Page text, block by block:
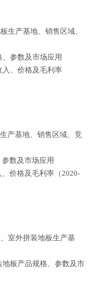
生产基地、销售区域、
参数及市场应用
入、价格及毛利率
产基地、销售区域、竞
数及市场应用
价格及毛利率（2020-
室外拼装地板生产基
地板产品规格、参数及市